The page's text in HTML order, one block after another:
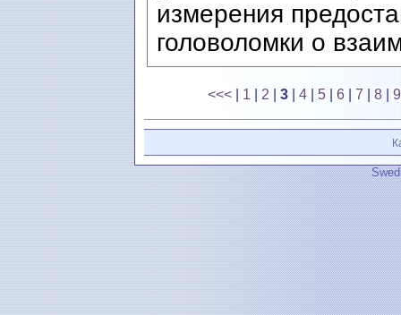
измерения
головоломки о
<<< 1 2 3 4 5 6 7 8 9